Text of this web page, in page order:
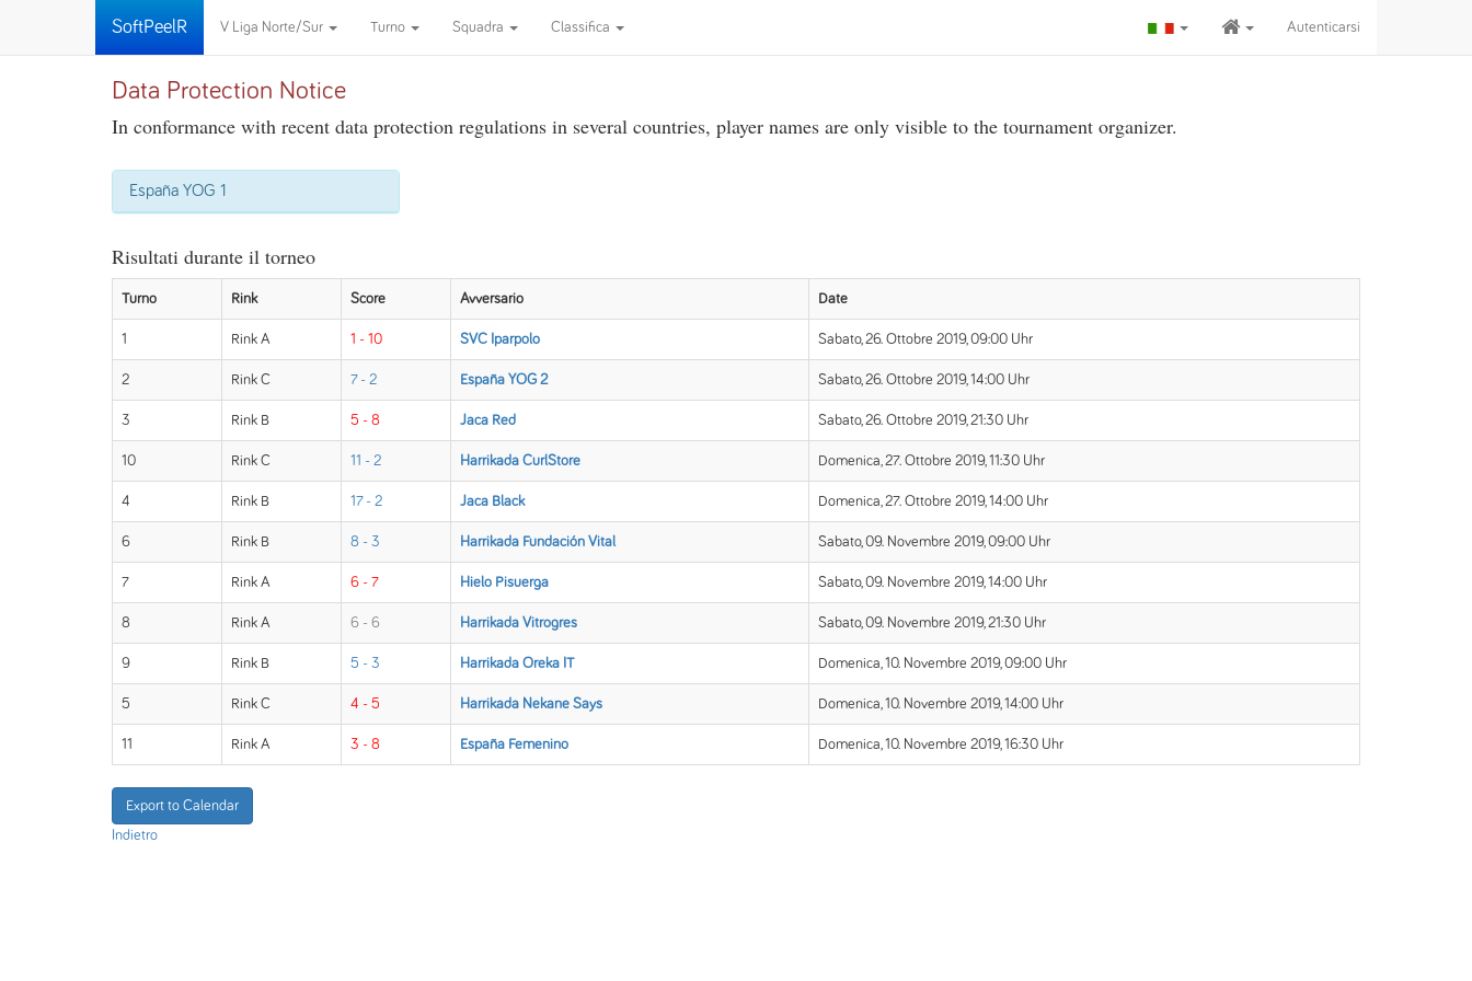
SoftPeelR V Liga Norte/Sur Turno Squadra Classifica Autenticarsi
Data Protection Notice
In conformance with recent data protection regulations in several countries, player names are only visible to the tournament organizer.
España YOG 1
Risultati durante il torneo
Turno Rink Score Avversario Date
1 Rink A 1 - 10 SVC Iparpolo Sabato, 26. Ottobre 2019, 09:00 Uhr
2 Rink C 7 - 2 España YOG 2 Sabato, 26. Ottobre 2019, 14:00 Uhr
3 Rink B 5 - 8 Jaca Red Sabato, 26. Ottobre 2019, 21:30 Uhr
10 Rink C 11 - 2 Harrikada CurlStore Domenica, 27. Ottobre 2019, 11:30 Uhr
4 Rink B 17 - 2 Jaca Black Domenica, 27. Ottobre 2019, 14:00 Uhr
6 Rink B 8 - 3 Harrikada Fundación Vital Sabato, 09. Novembre 2019, 09:00 Uhr
7 Rink A 6 - 7 Hielo Pisuerga Sabato, 09. Novembre 2019, 14:00 Uhr
8 Rink A 6 - 6 Harrikada Vitrogres Sabato, 09. Novembre 2019, 21:30 Uhr
9 Rink B 5 - 3 Harrikada Oreka IT Domenica, 10. Novembre 2019, 09:00 Uhr
5 Rink C 4 - 5 Harrikada Nekane Says Domenica, 10. Novembre 2019, 14:00 Uhr
11 Rink A 3 - 8 España Femenino Domenica, 10. Novembre 2019, 16:30 Uhr
Export to Calendar
Indietro